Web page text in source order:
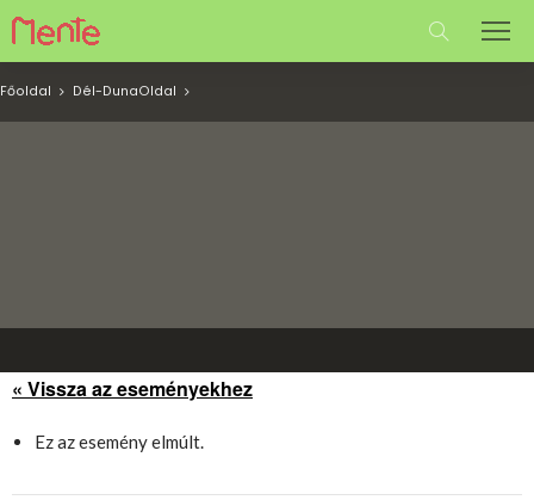
Főoldal Dél-DunaOldal
« Vissza az eseményekhez
Ez az esemény elmúlt.